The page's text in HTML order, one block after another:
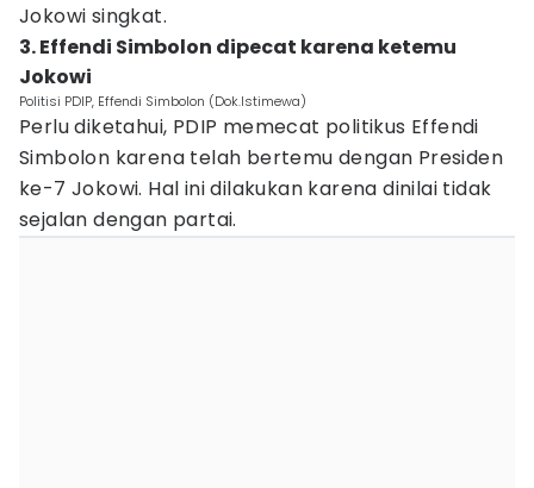
Jokowi singkat.
3. Effendi Simbolon dipecat karena ketemu
Jokowi
Politisi PDIP, Effendi Simbolon (Dok.Istimewa)
Perlu diketahui, PDIP memecat politikus Effendi
Simbolon karena telah bertemu dengan Presiden
ke-7 Jokowi. Hal ini dilakukan karena dinilai tidak
sejalan dengan partai.